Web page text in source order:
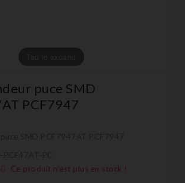
puce SMD
PCF7947
Ce produit n’est plus en stock !